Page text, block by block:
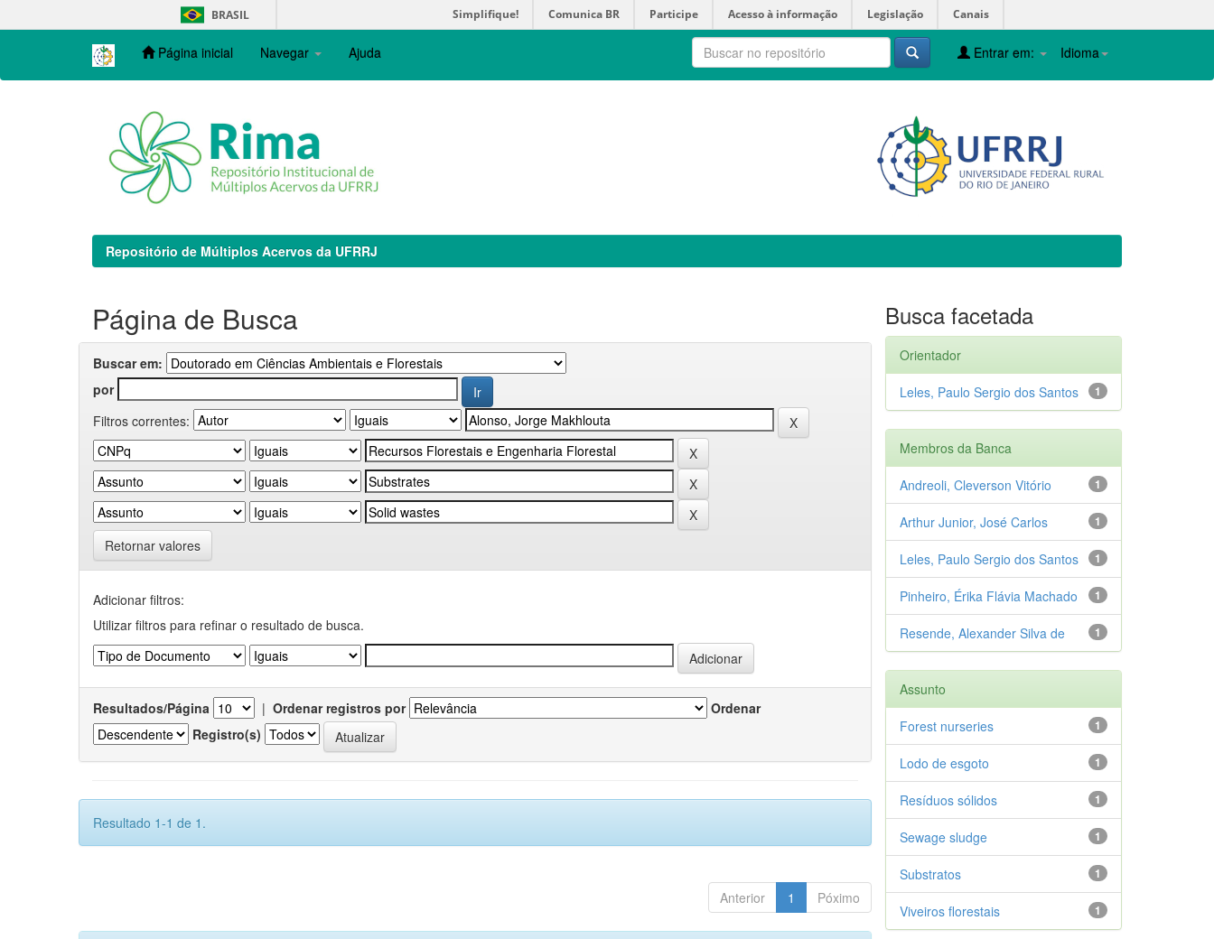
navigation
BRASIL Simplifique! Comunica BR Participe Acesso à informação Legislação Canais
Página inicial Navegar Ajuda Idioma
Entrar em:
Repositório de Múltiplos Acervos da UFRRJ
Página de Busca
Buscar em:
por
Filtros correntes:
Retornar valores
Adicionar filtros:
Utilizar filtros para refinar o resultado de busca.
Resultados/Página | Ordenar registros por
Ordenar
Registro(s)
Resultado 1-1 de 1.
Anterior 1 Póximo
Busca facetada
Orientador
1
Leles, Paulo Sergio dos Santos
Membros da Banca
1
Andreoli, Cleverson Vitório
1
Arthur Junior, José Carlos
1
Leles, Paulo Sergio dos Santos
1
Pinheiro, Érika Flávia Machado
1
Resende, Alexander Silva de
Assunto
1
Forest nurseries
1
Lodo de esgoto
1
Resíduos sólidos
1
Sewage sludge
1
Substratos
1
Viveiros florestais